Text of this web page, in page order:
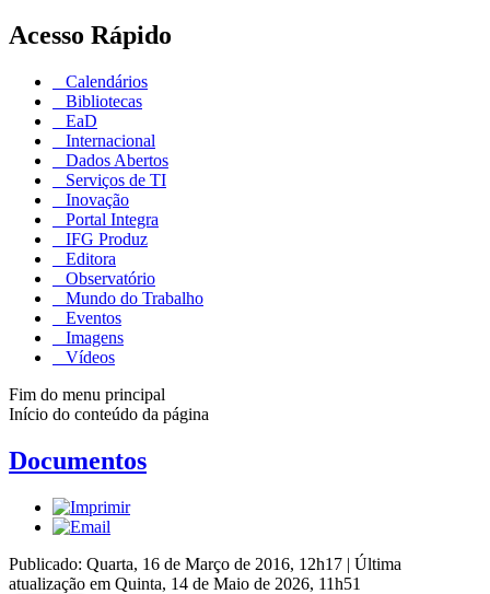
Acesso Rápido
Calendários
Bibliotecas
EaD
Internacional
Dados Abertos
Serviços de TI
Inovação
Portal Integra
IFG Produz
Editora
Observatório
Mundo do Trabalho
Eventos
Imagens
Vídeos
Fim do menu principal
Início do conteúdo da página
Documentos
Publicado: Quarta, 16 de Março de 2016, 12h17 | Última
atualização em Quinta, 14 de Maio de 2026, 11h51